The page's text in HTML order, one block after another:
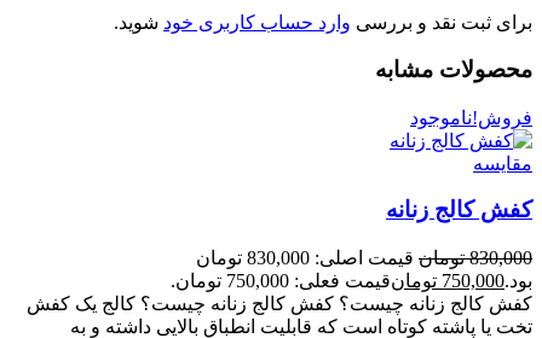
برای ثبت نقد و بررسی وارد حساب کاربری خود شوید.
محصولات مشابه
فروش!ناموجود
مقایسه
کفش کالج زنانه
830,000 تومان
قیمت اصلی: 830,000 تومان
بود.750,000 تومانقیمت فعلی: 750,000 تومان.
کفش کالج زنانه چیست؟ کفش کالج زنانه چیست؟ کالج یک کفش
تخت یا پاشته کوتاه است که قابلیت انطباق بالایی داشته و به